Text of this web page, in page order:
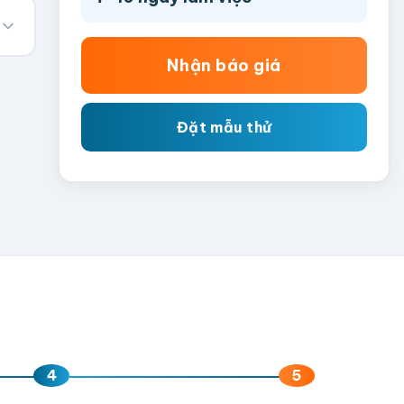
Nhận báo giá
Đặt mẫu thử
4 5